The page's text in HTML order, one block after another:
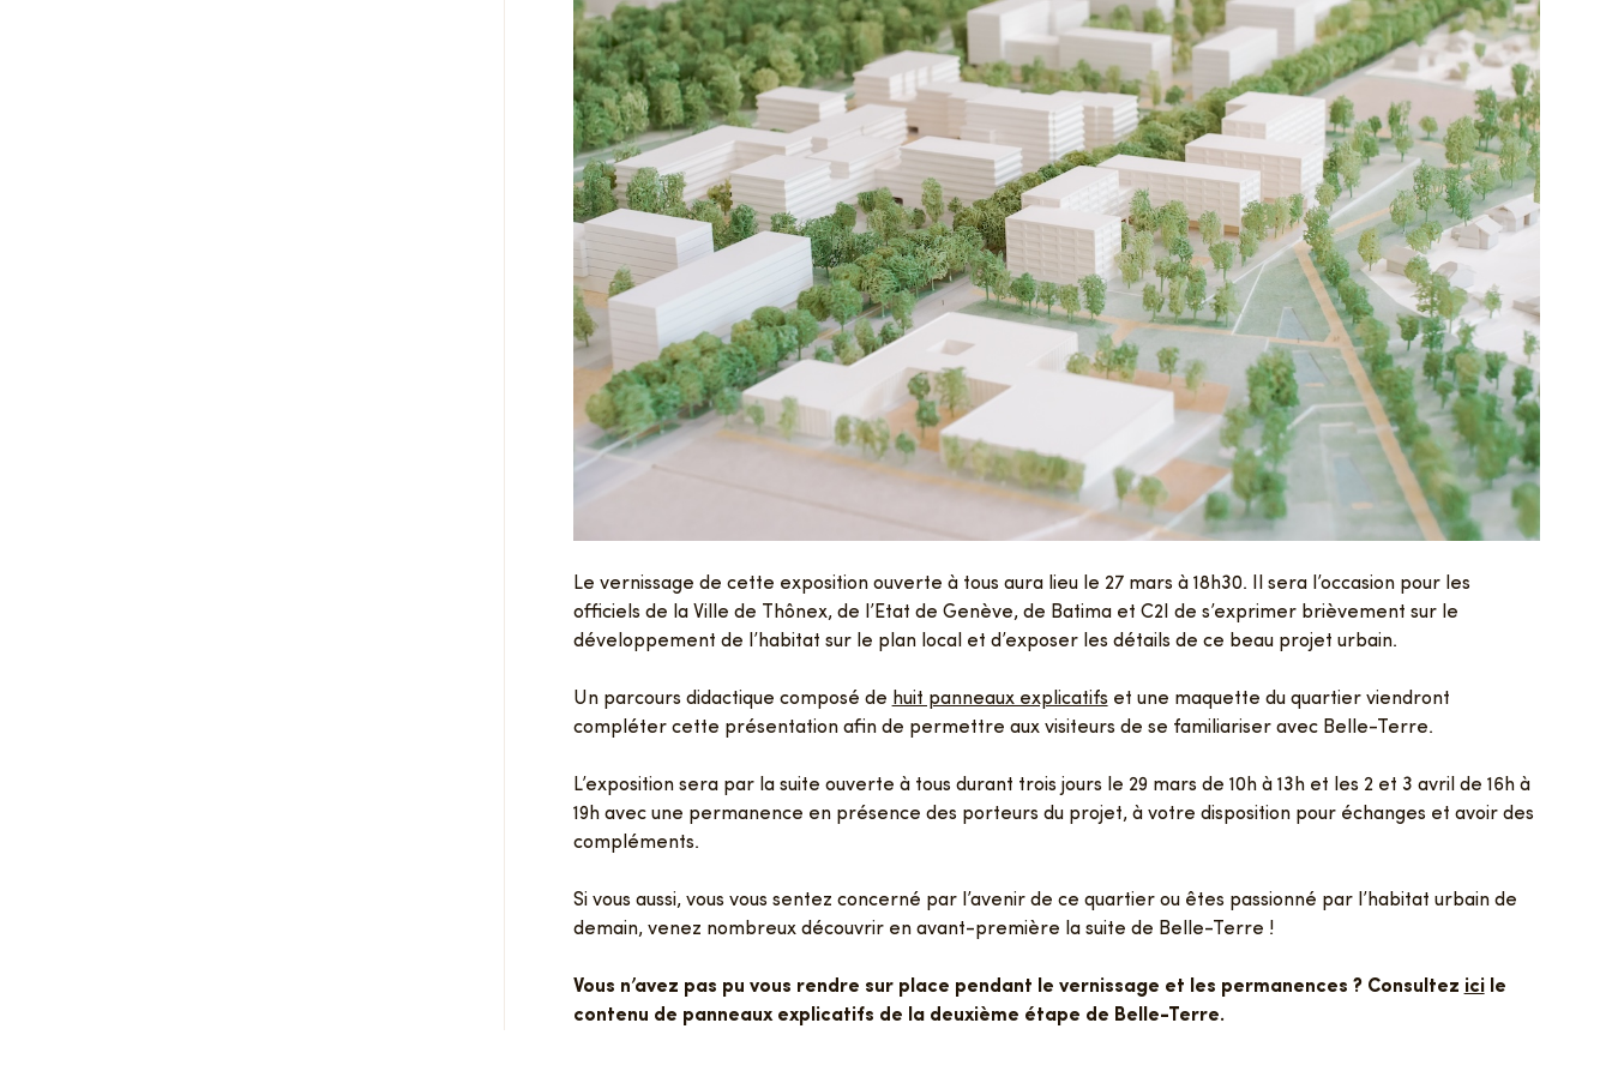
Le vernissage de cette exposition ouverte à tous aura lieu le 27 mars à 18h30. Il sera l’occasion pour les
officiels de la Ville de Thônex, de l’Etat de Genève, de Batima et C2I de s’exprimer brièvement sur le
développement de l’habitat sur le plan local et d’exposer les détails de ce beau projet urbain.
Un parcours didactique composé de huit panneaux explicatifs et une maquette du quartier viendront
compléter cette présentation afin de permettre aux visiteurs de se familiariser avec Belle-Terre.
L’exposition sera par la suite ouverte à tous durant trois jours le 29 mars de 10h à 13h et les 2 et 3 avril de 16h à
19h avec une permanence en présence des porteurs du projet, à votre disposition pour échanges et avoir des
compléments.
Si vous aussi, vous vous sentez concerné par l’avenir de ce quartier ou êtes passionné par l’habitat urbain de
demain, venez nombreux découvrir en avant-première la suite de Belle-Terre !
Vous n’avez pas pu vous rendre sur place pendant le vernissage et les permanences ? Consultez icile
contenu de panneaux explicatifs de la deuxième étape de Belle-Terre.